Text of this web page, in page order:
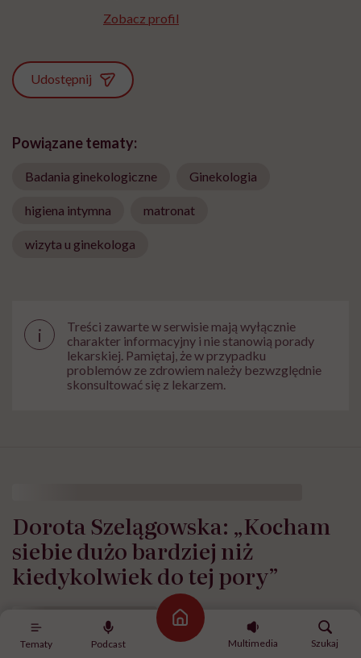
Tematy Podcast
Strona główna
Multimedia
Szukaj
Zobacz profil
Udostępnij
Powiązane tematy:
Badania ginekologiczne Ginekologia
higiena intymna matronat
wizyta u ginekologa
i
Treści zawarte w serwisie mają wyłącznie
charakter informacyjny i nie stanowią porady
lekarskiej. Pamiętaj, że w przypadku
problemów ze zdrowiem należy bezwzględnie
skonsultować się z lekarzem.
Dorota Szelągowska: „Kocham
siebie dużo bardziej niż
kiedykolwiek do tej pory”